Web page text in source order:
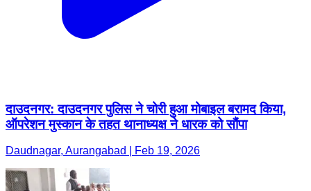
दाउदनगर: दाउदनगर पुलिस ने चोरी हुआ मोबाइल बरामद किया,
ऑपरेशन मुस्कान के तहत थानाध्यक्ष ने धारक को सौंपा
Daudnagar, Aurangabad | Feb 19, 2026